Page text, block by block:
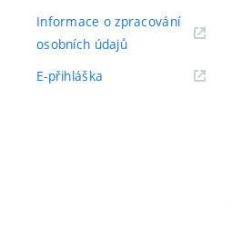
Informace o zpracování
osobních údajů(externí
E-přihláška